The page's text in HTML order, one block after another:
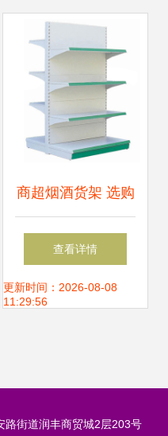
杆
商超烟酒货架 选购
指南、价格因素与
供应解决方案（第
查看详情
更新时间：2026-08-08
11:29:56
路街道润丰商贸城2层203号